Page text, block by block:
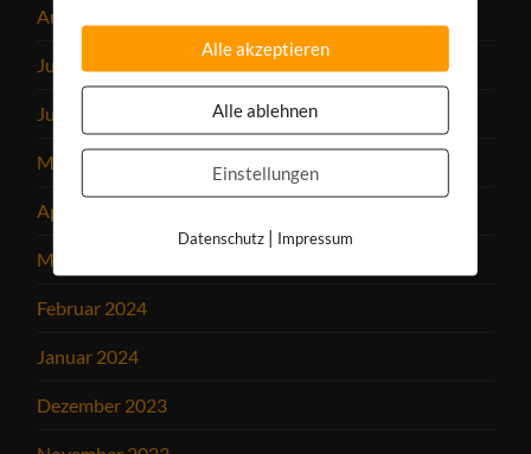
August 2024
Juli 2024
Juni 2024
Mai 2024
April 2024
März 2024
Februar 2024
Januar 2024
Dezember 2023
Alle akzeptieren
Alle ablehnen
Einstellungen
Datenschutz| Impressum